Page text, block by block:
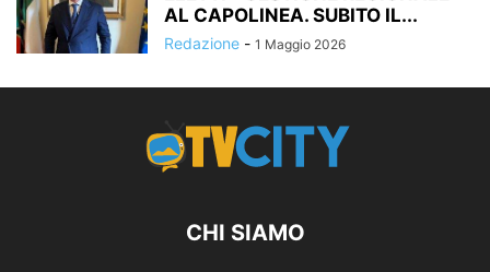
AL CAPOLINEA. SUBITO IL...
Redazione - 1 Maggio 2026
CHI SIAMO